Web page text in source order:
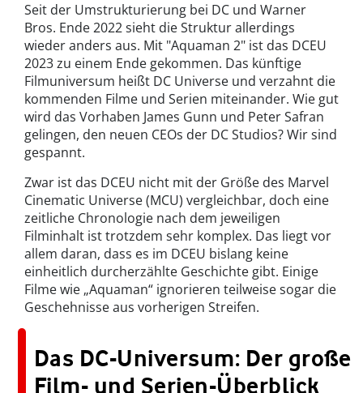
Seit der Umstrukturierung bei DC und Warner
Bros. Ende 2022 sieht die Struktur allerdings
wieder anders aus. Mit "Aquaman 2" ist das DCEU
2023 zu einem Ende gekommen. Das künftige
Filmuniversum heißt DC Universe und verzahnt die
kommenden Filme und Serien miteinander. Wie gut
wird das Vorhaben James Gunn und Peter Safran
gelingen, den neuen CEOs der DC Studios? Wir sind
gespannt.
Zwar ist das DCEU nicht mit der Größe des Marvel
Cinematic Universe (MCU) vergleichbar, doch eine
zeitliche Chronologie nach dem jeweiligen
Filminhalt ist trotzdem sehr komplex. Das liegt vor
allem daran, dass es im DCEU bislang keine
einheitlich durcherzählte Geschichte gibt. Einige
Filme wie „Aquaman“ ignorieren teilweise sogar die
Geschehnisse aus vorherigen Streifen.
Das DC-Universum: Der große
Film- und Serien-Überblick